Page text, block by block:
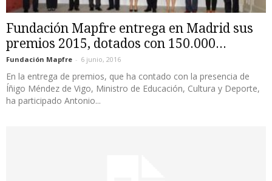
Fundación Mapfre entrega en Madrid sus
premios 2015, dotados con 150.000...
Fundación Mapfre - 6 junio, 2016
En la entrega de premios, que ha contado con la presencia de
Íñigo Méndez de Vigo, Ministro de Educación, Cultura y Deporte,
ha participado Antonio...